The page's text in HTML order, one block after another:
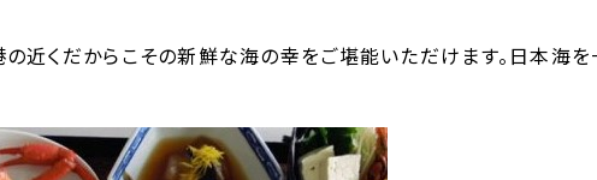
近くだからこその新鮮な海の幸をご堪能いただけます。日本海を